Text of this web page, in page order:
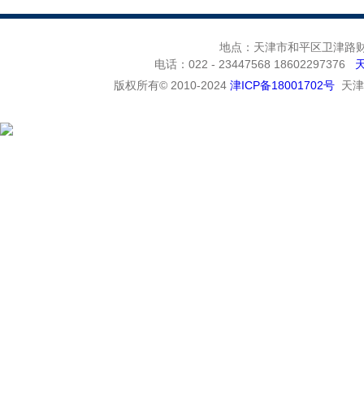
地点：天津市和平区卫津
电话：022 - 23447568 18602297376
版权所有© 2010-2024 津ICP备18001702号 天